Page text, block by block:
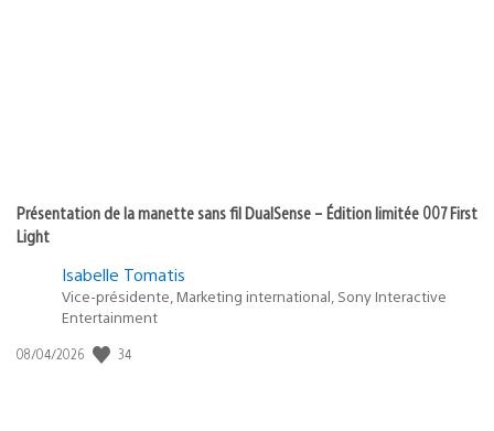
Présentation de la manette sans fil DualSense – Édition limitée 007 First
Light
Isabelle Tomatis
Vice-présidente, Marketing international, Sony Interactive
Entertainment
Date
08/04/2026 34